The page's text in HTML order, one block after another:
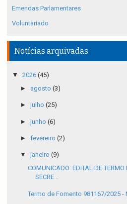
Emendas Parlamentares
Voluntariado
Notícias arquivadas
▼ 2026 (45)
► agosto (3)
► julho (25)
► junho (6)
► fevereiro (2)
▼ janeiro (9)
COMUNICADO: EDITAL DE
SECRE...
Termo de Fomento 981167/2025 -